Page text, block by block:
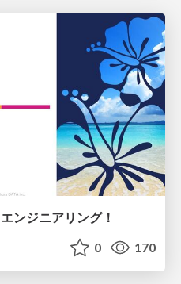
ンジニアリング！
0 170